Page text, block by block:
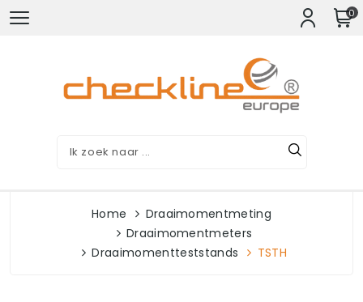
0
Home
Draaimomentmeting
Draaimomentmeters
Draaimomentteststands
TSTH